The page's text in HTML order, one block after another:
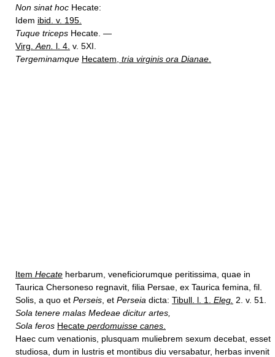
Non sinat hoc Hecate:
Idem ibid. v. 195.
Tuque triceps Hecate. —
Virg. Aen. l. 4. v. 5XI.
Tergeminamque Hecatem, tria virginis ora Dianae
Item Hecate herbarum, veneficiorumque peritissima, quae in
Taurica Chersoneso regnavit, filia Persae, ex Taurica femina, fil.
Solis, a quo et Perseis , et Perseia dicta: Tibull. l. 1. Eleg. 2. v. 51.
Sola tenere malas Medeae dicitur artes,
Sola feros Hecate perdomuisse canes
Haec cum venationis, plusquam muliebrem sexum decebat, esset
studiosa, dum in lustris et montibus diu versabatur, herbas invenit